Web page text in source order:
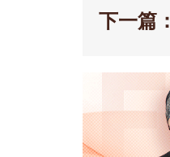
下一篇：